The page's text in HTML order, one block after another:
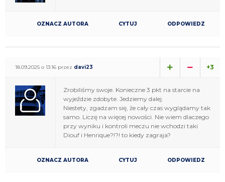
OZNACZ AUTORA CYTUJ ODPOWIEDZ
18.09.2025 o 13:16 przez davi23 +3
Zrobiliśmy swoje. Konieczne 3 pkt na starcie na
wyjeździe zdobyte. Jedziemy dalej.
Niestety, zgadzam się, że cały czas wyglądamy tak
samo. Liczę na więcej nowości. Nie wiem dlaczego
przy wyniku i kontroli meczu nie wchodzi taki
Diouf i Henrique?!?! to kiedy zagraja?
OZNACZ AUTORA CYTUJ ODPOWIEDZ